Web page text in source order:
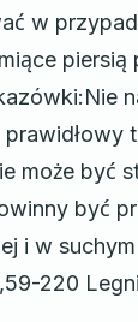
w
może być
być
i w
220